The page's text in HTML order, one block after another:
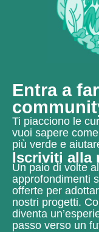
Entra a
Ti piacciono le
vuoi sapere
più verde e
Iscriviti alla
Un paio di volte
approfondimenti
offerte per
nostri progetti.
diventa
passo verso un